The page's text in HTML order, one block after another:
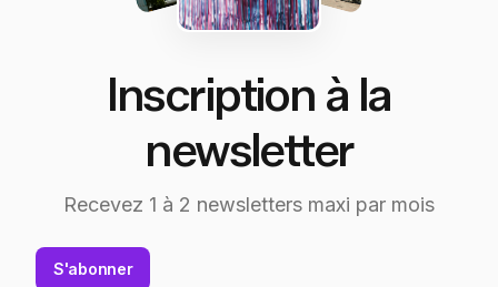
Inscription à la
newsletter
Recevez 1 à 2 newsletters maxi par mois
S'abonner